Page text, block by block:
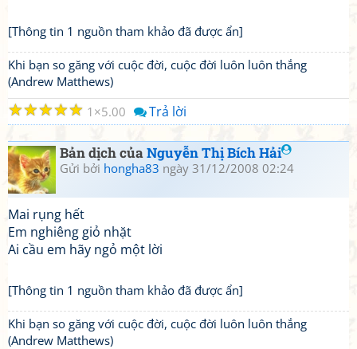
[Thông tin 1 nguồn tham khảo đã được ẩn]
Khi bạn so găng với cuộc đời, cuộc đời luôn luôn thắng
(Andrew Matthews)
☆
☆
☆
☆
☆ 1 5.00 Trả lời
Bản dịch củaNguyễn Thị Bích Hải
Gửi bởi hongha83 ngày 31/12/2008 02:24
Mai rụng hết
Em nghiêng giỏ nhặt
Ai cầu em hãy ngỏ một lời
[Thông tin 1 nguồn tham khảo đã được ẩn]
Khi bạn so găng với cuộc đời, cuộc đời luôn luôn thắng
(Andrew Matthews)